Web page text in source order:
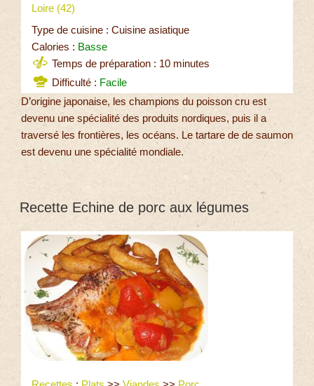
Loire (42)
Type de cuisine : Cuisine asiatique
Calories : Basse
Temps de préparation : 10 minutes
Difficulté : Facile
D’origine japonaise, les champions du poisson cru est
devenu une spécialité des produits nordiques, puis il a
traversé les frontières, les océans. Le tartare de de saumon
est devenu une spécialité mondiale.
Recette Echine de porc aux légumes